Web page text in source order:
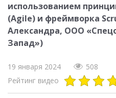
использованием
(Agile) и фреймворка
Александра, ООО
Запад»)
19 января 2024
508
Рейтинг видео